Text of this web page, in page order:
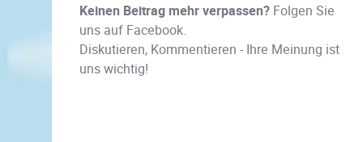
Keinen Beitrag mehr verpassen? Folgen Sie
uns auf Facebook.
Diskutieren, Kommentieren - Ihre Meinung ist
uns wichtig!